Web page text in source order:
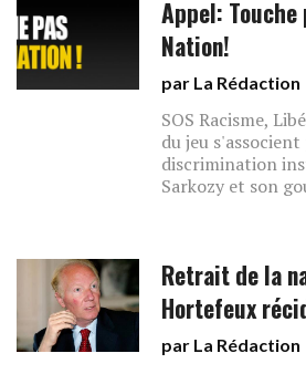
Appel: Touche
Nation!
par La Rédaction
SOS Racisme,
du jeu
discrimination
Sarkozy et son
Retrait de la
Hortefeux
par La Rédaction